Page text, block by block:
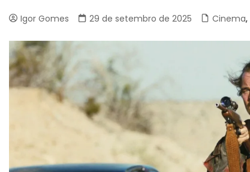
Igor Gomes 29 de setembro de 2025 Cinema,